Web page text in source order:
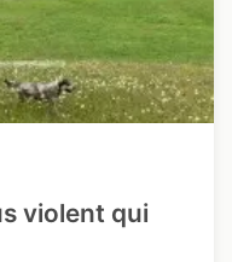
violent qui